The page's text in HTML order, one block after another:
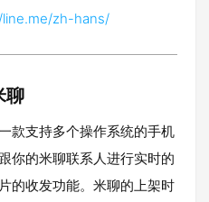
zh-hans/
聊
款支持多个操作系统的手机
你的米聊联系人进行实时的
的收发功能。米聊的上架时